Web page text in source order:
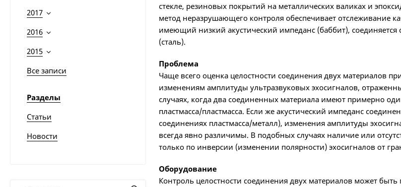
стекле, резиновых покрытий на металлических валиках и
метод неразрушающего контроля обеспечивает отслеживание
имеющий низкий акустический импеданс (баббит),
(сталь).
Проблема
Чаще всего оценка целостности соединения двух материалов
изменениям амплитуды ультразвуковых эхосигналов,
случаях, когда два соединенных материала имеют примерно
пластмасса/пластмасса. Если же акустический импеданс
соединениях пластмасса/металл), изменения амплитуды
всегда явно различимы. В подобных случаях наличие или
только по инверсии (изменении полярности) эхосигналов от
Оборудование
Контроль целостности соединения двух материалов может
2017
2016
2015
Все записи
Разделы
Статьи
Новости